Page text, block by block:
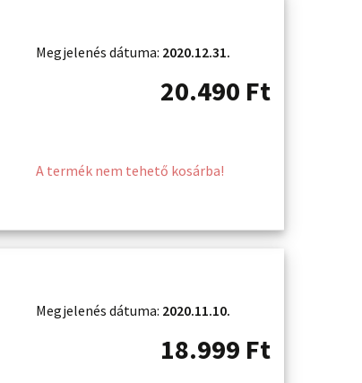
Megjelenés dátuma: 2020.12.31.
20.490 Ft
A termék nem tehető kosárba!
Megjelenés dátuma: 2020.11.10.
18.999 Ft